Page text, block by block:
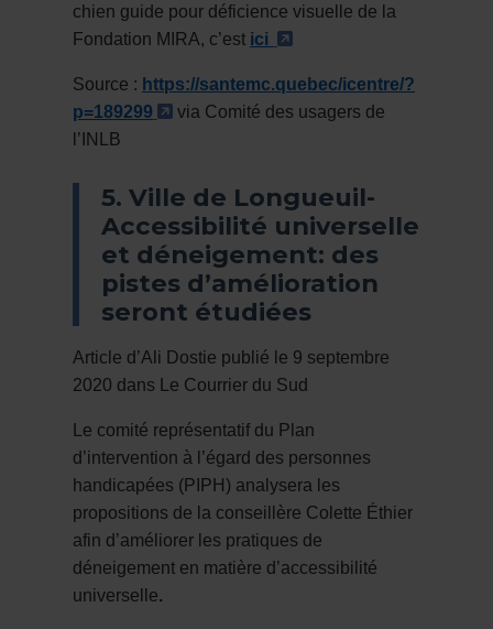
chien guide pour déficience visuelle de la
Fondation MIRA, c’est ici - Cet hyperlien
Source : https://santemc.quebec/icentre/?
p=189299
- Cet hyperlien s'ouvrira dans une
via Comité des usagers de
l’INLB
5. Ville de Longueuil-
Accessibilité universelle
et déneigement: des
pistes d’amélioration
seront étudiées
Article d’Ali Dostie publié le 9 septembre
2020 dans Le Courrier du Sud
Le comité représentatif du Plan
d’intervention à l’égard des personnes
handicapées (PIPH) analysera les
propositions de la conseillère Colette Éthier
afin d’améliorer les pratiques de
déneigement en matière d’accessibilité
universelle.